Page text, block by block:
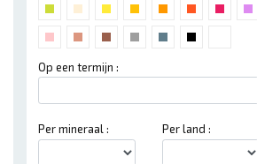
Op een termijn :
Per mineraal : Per land :